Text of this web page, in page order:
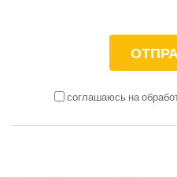
соглашаюсь на